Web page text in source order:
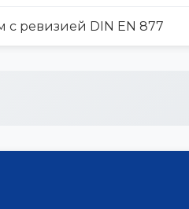
с ревизией DIN EN 877